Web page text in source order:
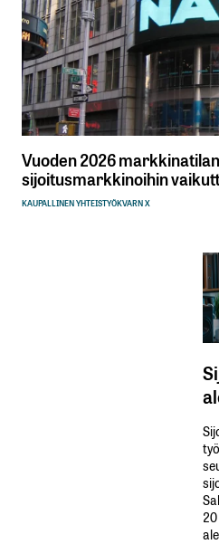
Vuoden 2026
sijoitusmarkkinoihin
KAUPALLINEN YHTEISTYÖKVARN X